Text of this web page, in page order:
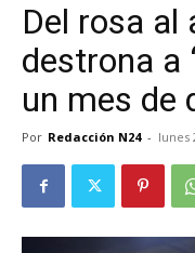
Del rosa al
destrona a
un mes de
Por Redacción N24 - lunes